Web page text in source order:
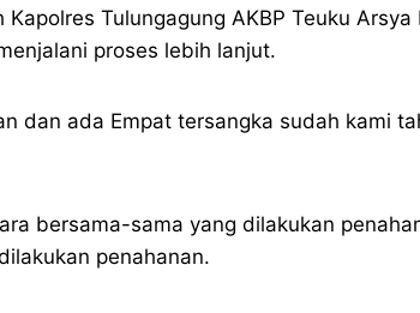
Tulungagung AKBP Teuku
proses lebih lanjut.
dan ada Empat tersangka sudah kami
bersama-sama yang dilakukan
penahanan.